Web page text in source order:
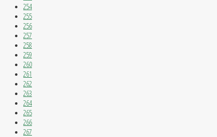
254
255
256
257
258
259
260
261
262
263
264
265
266
267